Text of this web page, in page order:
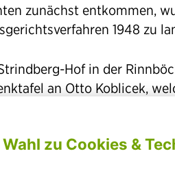
zunächst entkommen,
1948 zu
Hof in der
an Otto Koblicek,
Gaswerks Opfer